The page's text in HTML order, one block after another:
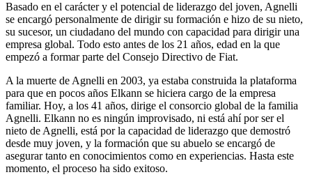
Basado en el carácter y el potencial de liderazgo del joven, Agnelli
se encargó personalmente de dirigir su formación e hizo de su nieto,
su sucesor, un ciudadano del mundo con capacidad para dirigir una
empresa global. Todo esto antes de los 21 años, edad en la que
empezó a formar parte del Consejo Directivo de Fiat.
A la muerte de Agnelli en 2003, ya estaba construida la plataforma
para que en pocos años Elkann se hiciera cargo de la empresa
familiar. Hoy, a los 41 años, dirige el consorcio global de la familia
Agnelli. Elkann no es ningún improvisado, ni está ahí por ser el
nieto de Agnelli, está por la capacidad de liderazgo que demostró
desde muy joven, y la formación que su abuelo se encargó de
asegurar tanto en conocimientos como en experiencias. Hasta este
momento, el proceso ha sido exitoso.